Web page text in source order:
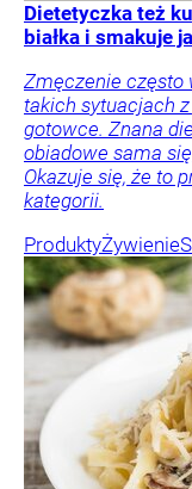
Dietetyczka też
białka i smakuje
Zmęczenie często
takich sytuacjach
gotowce. Znana
obiadowe sama
Okazuje się, że to
kategorii.
ProduktyŻywienie